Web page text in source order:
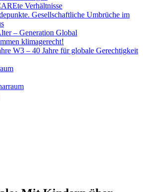
Verhältnisse
Gesellschaftliche Umbrüche im
– Generation Global
klimagerecht!
W3 – 40 Jahre für globale Gerechtigkeit